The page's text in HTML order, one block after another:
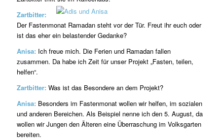
Zartbitter:
Der Fastenmonat Ramadan steht vor der Tür. Freut ihr euch oder
ist das eher ein belastender Gedanke?
Anisa: Ich freue mich. Die Ferien und Ramadan fallen
zusammen. Da habe ich Zeit für unser Projekt „Fasten, teilen,
helfen“.
Zartbitter: Was ist das Besondere an dem Projekt?
Anisa: Besonders im Fastenmonat wollen wir helfen, im sozialen
und anderen Bereichen. Als Beispiel nenne ich den 5. August, da
wollen wir Jungen den Älteren eine Überraschung im Volksgarten
bereiten.